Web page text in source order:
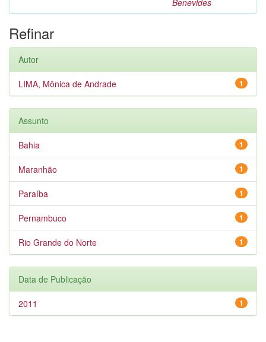
Benevides
Refinar
Autor
1
LIMA, Mônica de Andrade
Assunto
1
Bahia
1
Maranhão
1
Paraíba
1
Pernambuco
1
Rio Grande do Norte
Data de Publicação
1
2011